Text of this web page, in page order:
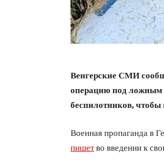
Венгерские СМИ
операцию под ложным
беспилотников,
Военная пропаганда в
пишетво введении к